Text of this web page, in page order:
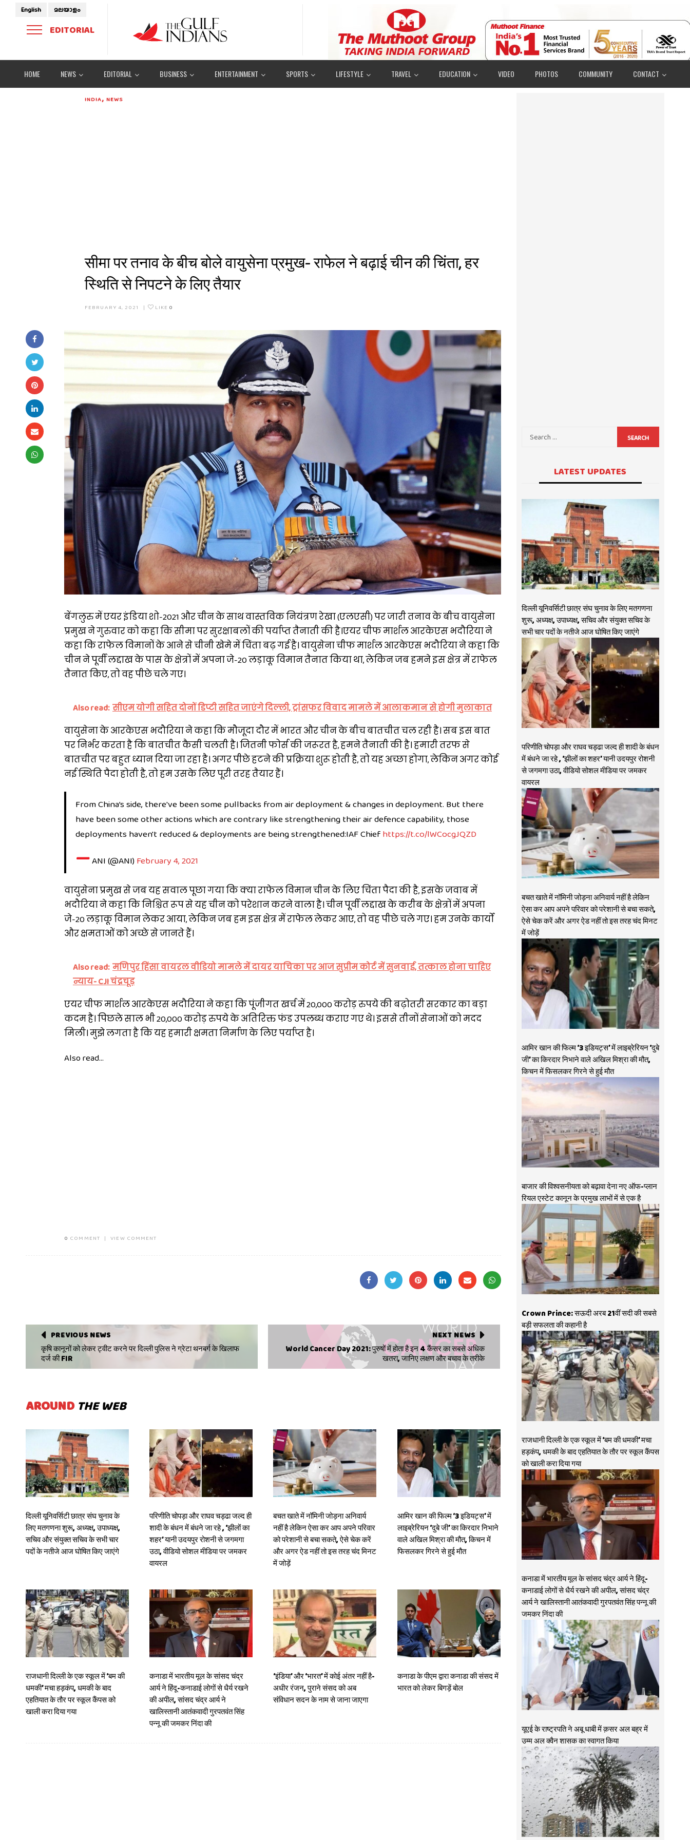
English മലയാളം
EDITORIAL
HOME NEWS EDITORIAL BUSINESS ENTERTAINMENT SPORTS LIFESTYLE TRAVEL EDUCATION VIDEO PHOTOS COMMUNITY CONTACT
INDIA, NEWS
सीमा पर तनाव के बीच बोले वायुसेना प्रमुख- राफेल ने बढ़ाई चीन की चिंता, हर
स्थिति से निपटने के लिए तैयार
FEBRUARY 4, 2021 | LIKE 0
बेंगलुरु में एयर इंडिया शो-2021 और चीन के साथ वास्तविक नियंत्रण रेखा (एलएसी) पर जारी तनाव के बीच वायुसेना
प्रमुख ने गुरुवार को कहा कि सीमा पर सुरक्षाबलों की पर्याप्त तैनाती की है।एयर चीफ मार्शल आरकेएस भदौरिया ने
कहा कि राफेल विमानों के आने से चीनी खेमे में चिंता बढ़ गई है। वायुसेना चीफ मार्शल आरकेएस भदौरिया ने कहा कि
चीन ने पूर्वी लद्दाख के पास के क्षेत्रों में अपना जे-20 लड़ाकू विमान तैनात किया था, लेकिन जब हमने इस क्षेत्र में राफेल
तैनात किए, तो वह पीछे चले गए।
Also read: सीएम योगी सहित दोनों डिप्टी सहित जाएंगे दिल्ली, ट्रांसफर विवाद मामले में आलाकमान से होगी मुलाकात
वायुसेना के आरकेएस भदौरिया ने कहा कि मौजूदा दौर में भारत और चीन के बीच बातचीत चल रही है। सब इस बात
पर निर्भर करता है कि बातचीत कैसी चलती है। जितनी फोर्स की जरूरत है, हमने तैनाती की है। हमारी तरफ से
बातचीत पर बहुत ध्यान दिया जा रहा है। अगर पीछे हटने की प्रक्रिया शुरू होती है, तो यह अच्छा होगा, लेकिन अगर कोई
नई स्थिति पैदा होती है, तो हम उसके लिए पूरी तरह तैयार हैं।
From China’s side, there've been some pullbacks from air deployment & changes in deployment. But there
have been some other actions which are contrary like strengthening their air defence capability, those
deployments haven't reduced & deployments are being strengthened:IAF Chiefhttps://t.co/lWCocgJQZD
—ANI (@ANI)February 4, 2021
वायुसेना प्रमुख से जब यह सवाल पूछा गया कि क्या राफेल विमान चीन के लिए चिंता पैदा की है, इसके जवाब में
भदौरिया ने कहा कि निश्चित रूप से यह चीन को परेशान करने वाला है। चीन पूर्वी लद्दाख के करीब के क्षेत्रों में अपना
जे-20 लड़ाकू विमान लेकर आया, लेकिन जब हम इस क्षेत्र में राफेल लेकर आए, तो वह पीछे चले गए। हम उनके कार्यों
और क्षमताओं को अच्छे से जानते हैं।
Also read: मणिपुर हिंसा वायरल वीडियो मामले में दायर याचिका पर आज सुप्रीम कोर्ट में सुनवाई, तत्काल होना चाहिए
न्याय- CJI चंद्रचूड़
एयर चीफ मार्शल आरकेएस भदौरिया ने कहा कि पूंजीगत खर्च में 20,000 करोड़ रुपये की बढ़ोतरी सरकार का बड़ा
कदम है। पिछले साल भी 20,000 करोड़ रुपये के अतिरिक्त फंड उपलब्ध कराए गए थे। इससे तीनों सेनाओं को मदद
मिली। मुझे लगता है कि यह हमारी क्षमता निर्माण के लिए पर्याप्त है।
Also read...
0 COMMENT | VIEW COMMENT
PREVIOUS NEWS
कृषि कानूनों को लेकर ट्वीट करने पर दिल्ली पुलिस ने ग्रेटा थनबर्ग के खिलाफ
दर्ज की FIR
NEXT NEWS
World Cancer Day 2021: पुरुषों में होता है इन 4 कैंसर का सबसे अधिक
खतरा, जानिए लक्षण और बचाव के तरीके
AROUND THE WEB
दिल्ली यूनिवर्सिटी छात्र संघ चुनाव के
लिए मतगणना शुरू, अध्यक्ष, उपाध्यक्ष,
सचिव और संयुक्त सचिव के सभी चार
पदों के नतीजे आज घोषित किए जाएंगे
परिणीति चोपड़ा और राघव चड्ढा जल्द ही
शादी के बंधन में बंधने जा रहे , ‘झीलों का
शहर’ यानी उदयपुर रोशनी से जगमगा
उठा, वीडियो सोशल मीडिया पर जमकर
वायरल
बचत खाते में नॉमिनी जोड़ना अनिवार्य
नहीं है लेकिन ऐसा कर आप अपने परिवार
को परेशानी से बचा सकते, ऐसे चेक करें
और अगर ऐड नहीं तो इस तरह चंद मिनट
में जोड़ें
आमिर खान की फिल्म ‘3 इडियट्स’ में
लाइब्रेरियन ‘दुबे जी’ का किरदार निभाने
वाले अखिल मिश्रा की मौत, किचन में
फिसलकर गिरने से हुई मौत
राजधानी दिल्ली के एक स्कूल में ‘बम की
धमकी’ मचा हड़कंप, धमकी के बाद
एहतियात के तौर पर स्कूल कैंपस को
खाली करा दिया गया
कनाडा में भारतीय मूल के सांसद चंद्र
आर्य ने हिंदू-कनाडाई लोगों से धैर्य रखने
की अपील, सांसद चंद्र आर्य ने
खालिस्तानी आतंकवादी गुरपतवंत सिंह
पन्नू की जमकर निंदा की
‘इंडिया’ और ‘भारत’ में कोई अंतर नहीं है-
अधीर रंजन, पुराने संसद को अब
संविधान सदन के नाम से जाना जाएगा
कनाडा के पीएम द्वारा कनाडा की संसद में
भारत को लेकर बिगड़ें बोल
SEARCH
LATEST UPDATES
दिल्ली यूनिवर्सिटी छात्र संघ चुनाव के लिए मतगणना
शुरू, अध्यक्ष, उपाध्यक्ष, सचिव और संयुक्त सचिव के
सभी चार पदों के नतीजे आज घोषित किए जाएंगे
परिणीति चोपड़ा और राघव चड्ढा जल्द ही शादी के बंधन
में बंधने जा रहे , ‘झीलों का शहर’ यानी उदयपुर रोशनी
से जगमगा उठा, वीडियो सोशल मीडिया पर जमकर
वायरल
बचत खाते में नॉमिनी जोड़ना अनिवार्य नहीं है लेकिन
ऐसा कर आप अपने परिवार को परेशानी से बचा सकते,
ऐसे चेक करें और अगर ऐड नहीं तो इस तरह चंद मिनट
में जोड़ें
आमिर खान की फिल्म ‘3 इडियट्स’ में लाइब्रेरियन ‘दुबे
जी’ का किरदार निभाने वाले अखिल मिश्रा की मौत,
किचन में फिसलकर गिरने से हुई मौत
बाजार की विश्वसनीयता को बढ़ावा देना नए ऑफ-प्लान
रियल एस्टेट कानून के प्रमुख लाभों में से एक है
Crown Prince: सऊदी अरब 21वीं सदी की सबसे
बड़ी सफलता की कहानी है
राजधानी दिल्ली के एक स्कूल में ‘बम की धमकी’ मचा
हड़कंप, धमकी के बाद एहतियात के तौर पर स्कूल कैंपस
को खाली करा दिया गया
कनाडा में भारतीय मूल के सांसद चंद्र आर्य ने हिंदू-
कनाडाई लोगों से धैर्य रखने की अपील, सांसद चंद्र
आर्य ने खालिस्तानी आतंकवादी गुरपतवंत सिंह पन्नू की
जमकर निंदा की
यूएई के राष्ट्रपति ने अबू धाबी में क़सर अल बह्र में
उम्म अल क्वैन शासक का स्वागत किया